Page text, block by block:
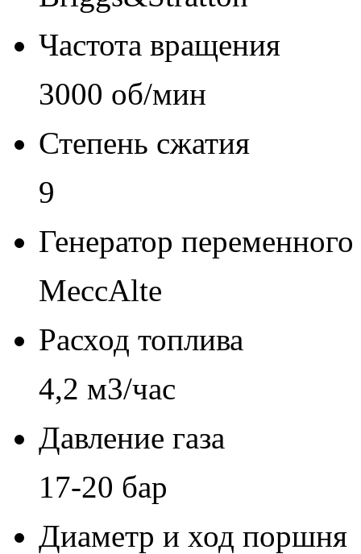
Частота вращения
3000 об/мин
Степень сжатия
9
Генератор переменного
MeccAlte
Расход топлива
4,2 м3/час
Давление газа
17-20 бар
Диаметр и ход поршня